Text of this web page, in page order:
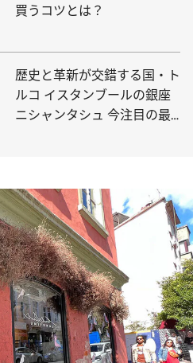
買うコツとは？
歴史と革新が交錯する国・ト
ルコ イスタンブールの銀座
ニシャンタシュ 今注目の最